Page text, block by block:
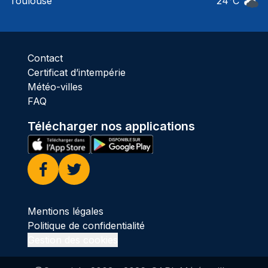
Contact
Certificat d’intempérie
Météo-villes
FAQ
Télécharger nos applications
Facebook
Twitter
Mentions légales
Politique de confidentialité